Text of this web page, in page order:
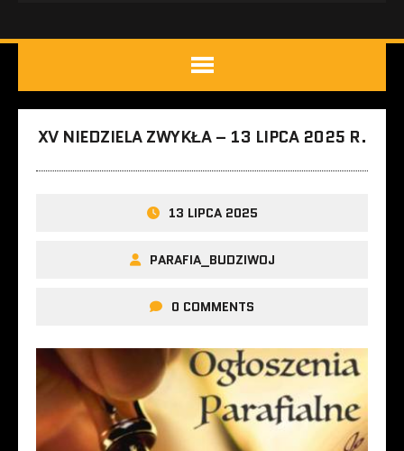
XV NIEDZIELA ZWYKŁA – 13 LIPCA 2025 R.
13 LIPCA 2025
PARAFIA_BUDZIWOJ
0 COMMENTS